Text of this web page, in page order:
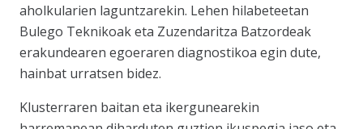
aholkularien laguntzarekin. Lehen hilabeteetan
Bulego Teknikoak eta Zuzendaritza Batzordeak
erakundearen egoeraren diagnostikoa egin dute,
hainbat urratsen bidez.
Klusterraren baitan eta ikergunearekin